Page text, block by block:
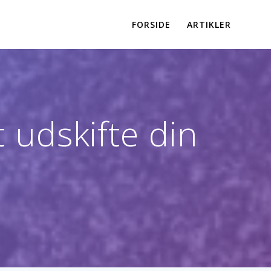
FORSIDE ARTIKLER
udskifte din